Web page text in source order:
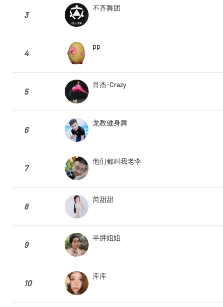
3
不齐舞团
4
pp
5
肖杰-Crazy
6
龙教健身舞
7
他们都叫我老李
8
芮甜甜
9
半胖姐姐
10
库库